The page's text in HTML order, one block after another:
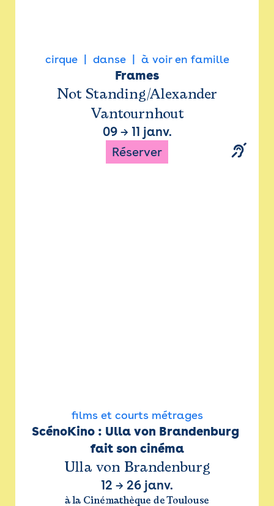
cirque danse à voir en famille
Frames
Not Standing/Alexander
Vantournhout
09→ 11 janv.
Réserver
films et courts métrages
ScénoKino : Ulla von Brandenburg
fait son cinéma
Ulla von Brandenburg
12 → 26 janv.
à la Cinémathèque de Toulouse